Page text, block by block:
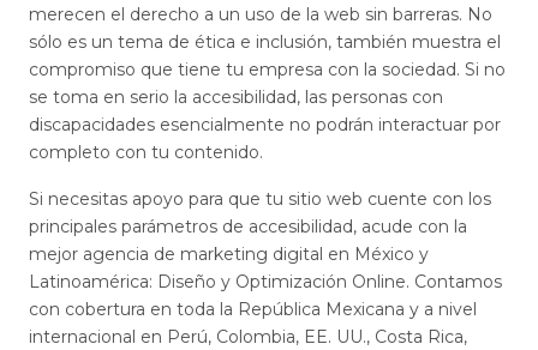
merecen el derecho a un uso de la web sin barreras. No
sólo es un tema de ética e inclusión, también muestra el
compromiso que tiene tu empresa con la sociedad. Si no
se toma en serio la accesibilidad, las personas con
discapacidades esencialmente no podrán interactuar por
completo con tu contenido.
Si necesitas apoyo para que tu sitio web cuente con los
principales parámetros de accesibilidad, acude con la
mejor agencia de marketing digital en México y
Latinoamérica: Diseño y Optimización Online. Contamos
con cobertura en toda la República Mexicana y a nivel
internacional en Perú, Colombia, EE. UU., Costa Rica,